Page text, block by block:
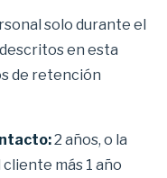
solo durante el
en esta
de retención
2 años, o la
más 1 año